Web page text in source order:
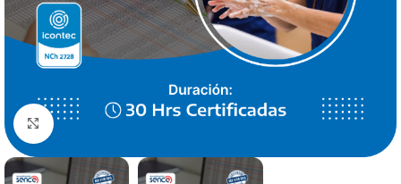
Click to enlarge